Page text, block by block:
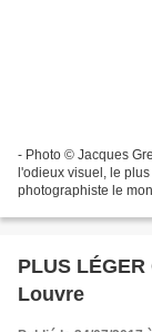
- Photo © Jacques
l'odieux visuel, le
photographiste le
PLUS
Louvre